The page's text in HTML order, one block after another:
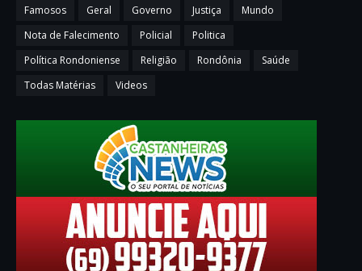
Famosos
Geral Governo Justiça
Mundo
Nota de Falecimento
Policial
Politica
Política Rondoniense
Religião Rondônia
Saúde
Todas Matérias
Videos